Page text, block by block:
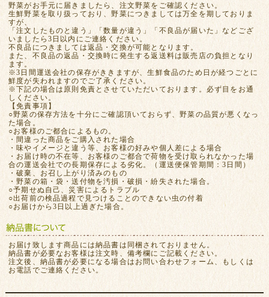
野菜がお手元に届きましたら、注文野菜をご確認ください。
生鮮野菜を取り扱っており、野菜につきましては万全を期しておりま
すが、
「注文したものと違う」「数量が違う」「不良品が届いた」などござ
いましたら3日以内にご連絡ください。
不良品につきましては返品・交換が可能となります。
また、不良品の返品・交換時に発生する返送料は販売店の負担となり
ます。
※3日間運送会社の保存がききますが、生鮮食品のため日が経つごとに
鮮度が失われますのでご了承ください。
※下記の場合は原則免責とさせていただいております。必ず目をお通
しください。
【免責事項】
○野菜の保存方法を十分にご確認頂いておらず、野菜の品質が悪くなっ
た場合。
○お客様のご都合によるもの。
・間違った商品をご購入された場合
・味やイメージと違う等、お客様の好みや個人差による場合
・お届け時の不在等、お客様のご都合で荷物を受け取られなかった場
合の運送会社での長期保存による劣化。（運送便保管期間：3日間）
・破棄、お召し上がり済みのもの
・野菜の箱・袋・送付物を汚損・破損・紛失された場合。
○予期せぬ自己、災害によるトラブル
○出荷前の検品過程で見つけることのできない虫の付着
○お届けから3日以上過ぎた場合。
お届け致します商品には納品書は同梱されておりません。
納品書が必要なお客様は注文時、備考欄にご記載ください。
注文後、納品書が必要になる場合はお問い合わせフォーム、もしくは
お電話でご連絡ください。